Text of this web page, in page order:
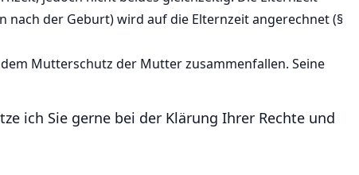
der Geburt) wird auf die Elternzeit angerechnet (§
Mutterschutz der Mutter zusammenfallen. Seine
ich Sie gerne bei der Klärung Ihrer Rechte und